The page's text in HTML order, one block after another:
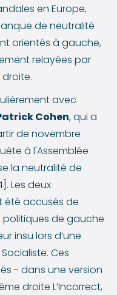
en Europe,
de neutralité
orientés à gauche,
relayées par
avec
Cohen, qui a
de novembre
à l'Assemblée
la neutralité de
Les deux
été accusés de
de gauche
insu lors d’une
Ces
- dans une version
droite L’Incorrect,